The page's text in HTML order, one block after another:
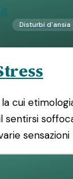
Disturbi d'ansia
la cui
sentirsi
sensazioni